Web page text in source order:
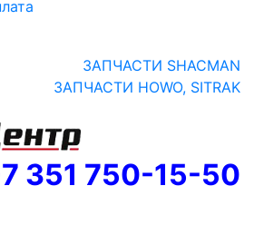
ЗАПЧАСТИ SHACMAN
ЗАПЧАСТИ HOWO, SITRAK
351 750-15-50